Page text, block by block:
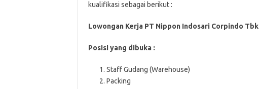
kualifikasi sebagai berikut :
Lowongan Kerja PT Nippon Indosari Corpindo Tbk
Posisi yang dibuka :
Staff Gudang (Warehouse)
Packing